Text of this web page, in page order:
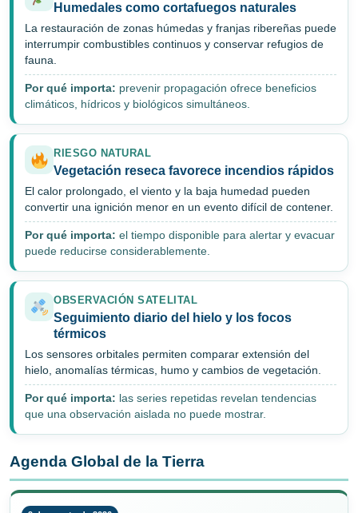
Humedales como cortafuegos naturales
La restauración de zonas húmedas y franjas ribereñas puede
interrumpir combustibles continuos y conservar refugios de
fauna.
Por qué importa: prevenir propagación ofrece beneficios
climáticos, hídricos y biológicos simultáneos.
RIESGO NATURAL
Vegetación reseca favorece incendios rápidos
El calor prolongado, el viento y la baja humedad pueden
convertir una ignición menor en un evento difícil de contener.
Por qué importa: el tiempo disponible para alertar y evacuar
puede reducirse considerablemente.
OBSERVACIÓN SATELITAL
Seguimiento diario del hielo y los focos
térmicos
Los sensores orbitales permiten comparar extensión del
hielo, anomalías térmicas, humo y cambios de vegetación.
Por qué importa: las series repetidas revelan tendencias
que una observación aislada no puede mostrar.
Agenda Global de la Tierra